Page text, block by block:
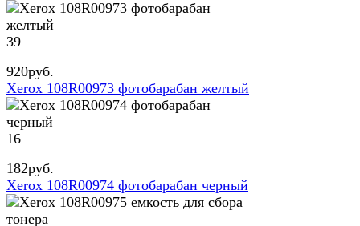
39
920руб.
Xerox 108R00973 фотобарабан желтый
16
182руб.
Xerox 108R00974 фотобарабан черный